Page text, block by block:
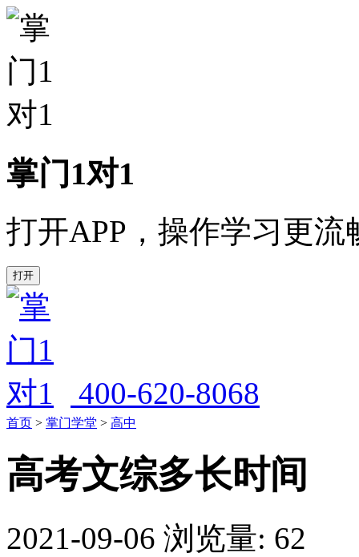
掌门1对1
打开APP，操作学习更流
打开
400-620-8068
首页 > 掌门学堂 > 高中
高考文综多长时间
2021-09-06 浏览量: 62